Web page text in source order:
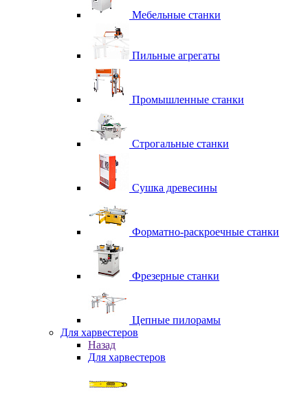
Мебельные станки
Пильные агрегаты
Промышленные станки
Строгальные станки
Сушка древесины
Форматно-раскроечные станки
Фрезерные станки
Цепные пилорамы
Для харвестеров
Назад
Для харвестеров